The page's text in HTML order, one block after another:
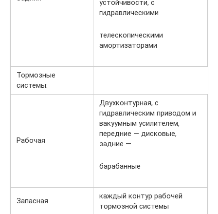
устойчивости, с
гидравлическими
телескопическими
амортизаторами
Тормозные
системы:
Рабочая
Двухконтурная, с
гидравлическим приводом и
вакуумным усилителем,
передние — дисковые,
задние —
барабанные
Запасная
каждый контур рабочей
тормозной системы